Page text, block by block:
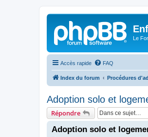
Le
Accès rapide FAQ
Index du forum Procédures
Adoption solo et
Répondre
Adoption solo et